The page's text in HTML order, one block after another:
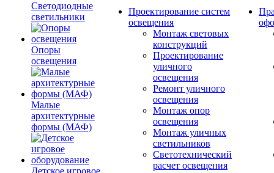
Светодиодные
светильники
Опоры
освещения
Малые
архитектурные
формы (МАФ)
Детское игровое
Проектирование систем
освещения
Монтаж световых
конструкций
Проектирование
уличного
освещения
Ремонт уличного
освещения
Монтаж опор
освещения
Монтаж уличных
светильников
Светотехнический
расчет освещения